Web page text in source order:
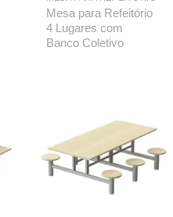
Mesa para Refeitório
4 Lugares com
Banco Coletivo